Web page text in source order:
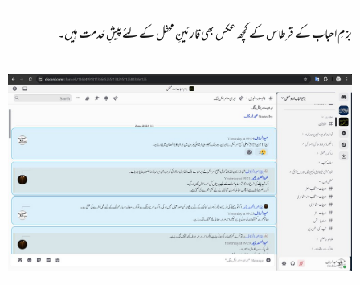
بزمِ احباب کے قرطاس کے کچھ عکس بھی قارئینِ محفل کے لئے پیشِ خدمت ہیں۔